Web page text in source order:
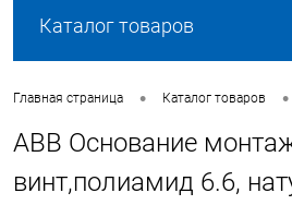
Каталог товаров
Главная страница • Каталог товаров •
ABB Основание
винт,полиамид 6.6,